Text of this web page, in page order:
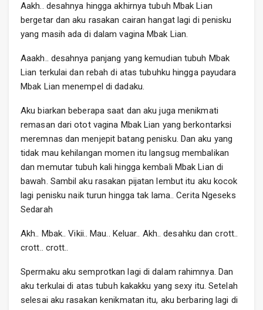
Aakh.. desahnya hingga akhirnya tubuh Mbak Lian
bergetar dan aku rasakan cairan hangat lagi di penisku
yang masih ada di dalam vagina Mbak Lian.
Aaakh.. desahnya panjang yang kemudian tubuh Mbak
Lian terkulai dan rebah di atas tubuhku hingga payudara
Mbak Lian menempel di dadaku.
Aku biarkan beberapa saat dan aku juga menikmati
remasan dari otot vagina Mbak Lian yang berkontarksi
meremnas dan menjepit batang penisku. Dan aku yang
tidak mau kehilangan momen itu langsug membalikan
dan memutar tubuh kali hingga kembali Mbak Lian di
bawah. Sambil aku rasakan pijatan lembut itu aku kocok
lagi penisku naik turun hingga tak lama.. Cerita Ngeseks
Sedarah
Akh.. Mbak.. Vikii.. Mau.. Keluar.. Akh.. desahku dan crott..
crott.. crott..
Spermaku aku semprotkan lagi di dalam rahimnya. Dan
aku terkulai di atas tubuh kakakku yang sexy itu. Setelah
selesai aku rasakan kenikmatan itu, aku berbaring lagi di